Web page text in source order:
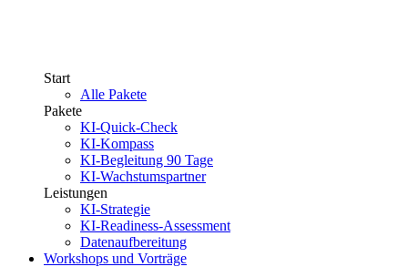
Start
Alle Pakete
Pakete
KI-Quick-Check
KI-Kompass
KI-Begleitung 90 Tage
KI-Wachstumspartner
Leistungen
KI-Strategie
KI-Readiness-Assessment
Datenaufbereitung
Workshops und Vorträge